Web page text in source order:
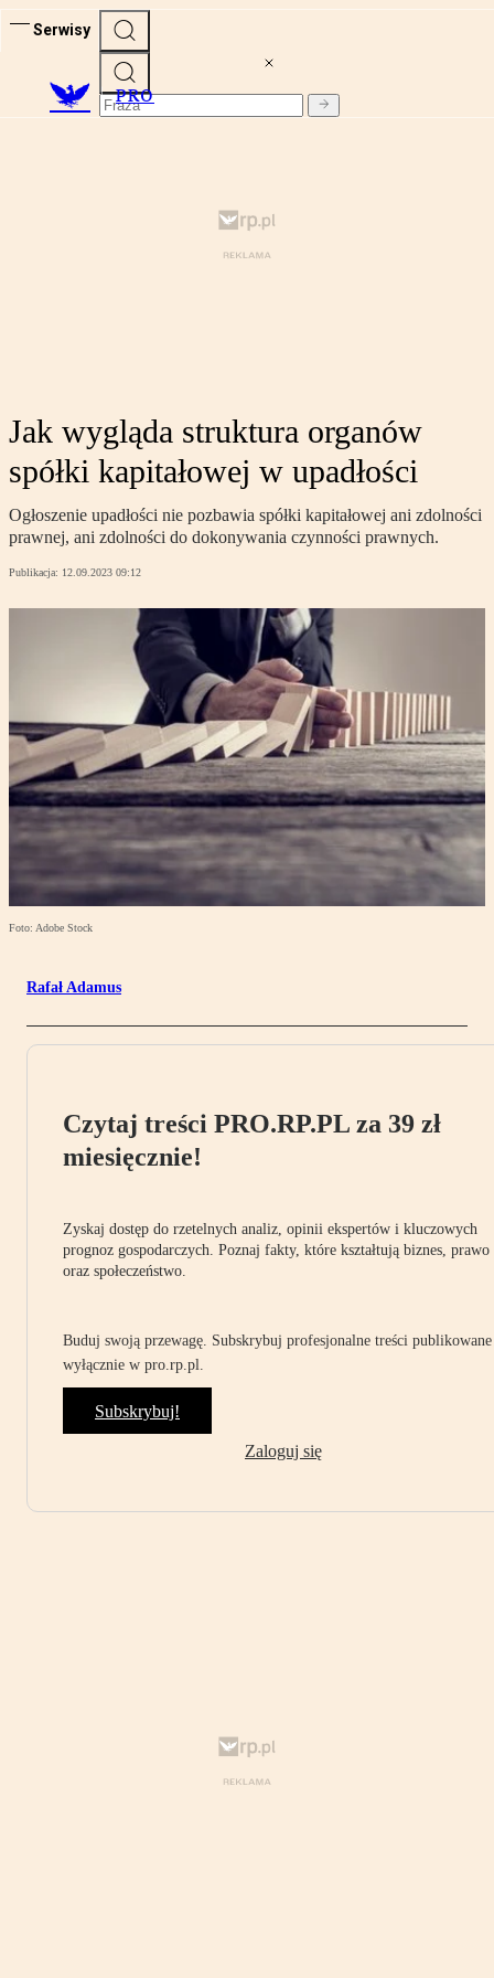
Serwisy
PRO
Jak wygląda struktura organów
spółki kapitałowej w upadłości
Ogłoszenie upadłości nie pozbawia spółki kapitałowej ani zdolności
prawnej, ani zdolności do dokonywania czynności prawnych.
Publikacja: 12.09.2023 09:12
Foto: Adobe Stock
Rafał Adamus
Czytaj treści PRO.RP.PL za 39 zł
miesięcznie!
Zyskaj dostęp do rzetelnych analiz, opinii ekspertów i kluczowych
prognoz gospodarczych. Poznaj fakty, które kształtują biznes, prawo
oraz społeczeństwo.
Buduj swoją przewagę. Subskrybuj profesjonalne treści publikowane
wyłącznie w pro.rp.pl.
Subskrybuj!
Zaloguj się